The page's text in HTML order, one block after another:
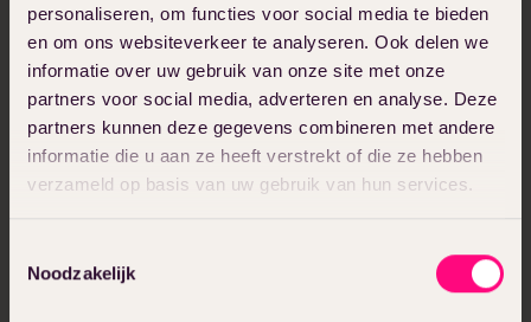
personaliseren, om functies voor social media te bieden
en om ons websiteverkeer te analyseren. Ook delen we
informatie over uw gebruik van onze site met onze
partners voor social media, adverteren en analyse. Deze
partners kunnen deze gegevens combineren met andere
informatie die u aan ze heeft verstrekt of die ze hebben
verzameld op basis van uw gebruik van hun services.
Noodzakelijk
2manydots vraagt toestemming om jouw
gegevens te verwerken. Bekijk onsprivacybeleid
voor meer informatie en het beheren van jouw
voorkeuren.